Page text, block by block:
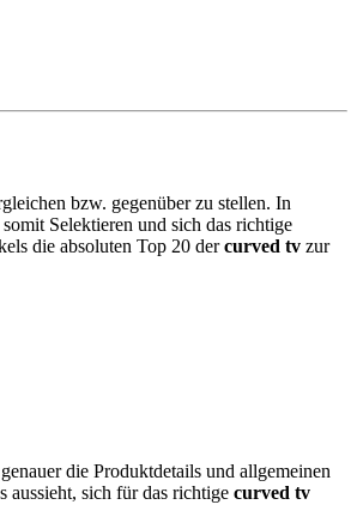
bzw. gegenüber zu stellen. In
Selektieren und sich das richtige
die absoluten Top 20 dercurved tv zur
die Produktdetails und allgemeinen
aussieht, sich für das richtige curved tv